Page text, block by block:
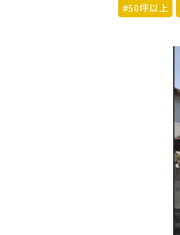
#50坪以上